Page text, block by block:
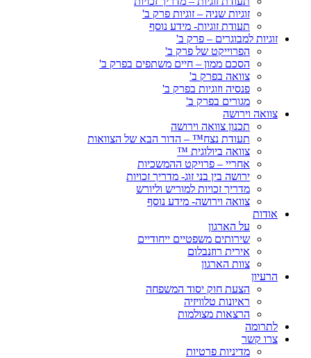
זוגיות שניה – זוגיות פרק ב'
תעודת זוגיות- מידע נוסף
זוגיות למבוגרים – פרק ב'
הפרוייקט של פרק ב'
הסכם ממון – חיים משתפים בפרק ב'
צוואה בפרק ב'
פנסיה וזוגיות בפרק ב'
מגורים בפרק ב'
צוואה וירושה
תכנון צוואה וירושה
תעודת נצח™ – הדור הבא של הצוואות
צוואה ביולוגית ™
אחריי – פרויקט ההמשכיות
ירושה בין בני זוג- מדריך זכויות
מדריך זכויות למוריש וליורש
צוואה וירושה- מידע נוסף
אודות
על הארגון
שירותים משפטיים ייחודיים
אירית רוזנבלום
צוות הארגון
הרעיון
הצעת חוק יסוד המשפחה
ראיונות טלוויזיה
הרצאות מצולמות
לתרומה
צרו קשר
מדיניות פרטיות